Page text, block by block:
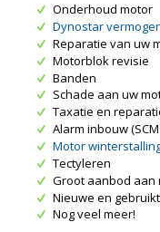
Onderhoud motor
Dynostar
Reparatie van uw
Motorblok revisie
Banden
Schade aan uw
Taxatie en
Alarm inbouw
Motor
Tectyleren
Groot aanbod aan
Nieuwe en
Nog veel meer!